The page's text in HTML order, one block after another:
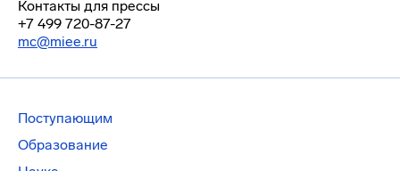
Контакты для прессы
+7 499 720-87-27
mc@miee.ru
Поступающим
Образование